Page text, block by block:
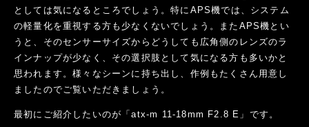
としては気になるところでしょう。特にAPS機では、システム
の軽量化を重視する方も少なくないでしょう。またAPS機とい
うと、そのセンサーサイズからどうしても広角側のレンズのラ
インナップが少なく、その選択肢として気になる方も多いかと
思われます。様々なシーンに持ち出し、作例もたくさん用意し
ましたのでご覧いただきましょう。
最初にご紹介したいのが「atx-m 11-18mm F2.8 E」です。